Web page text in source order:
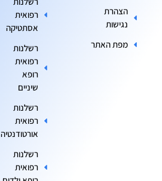
הצהרת
נגישות
מפת האתר
רפואית
אסתטיקה
רשלנות
רפואית
רופא
שיניים
רשלנות
רפואית
אורטודנטיה
רשלנות
רפואית